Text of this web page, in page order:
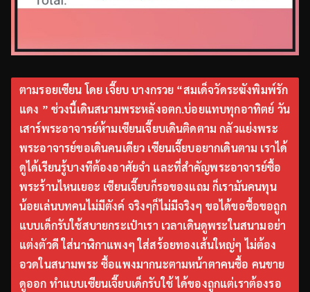
ตามรอยเซียน โดย เจี๊ยบ บางกรวย “สมเด็จวัดระฆังพิมพ์รัก
แดง ” ช่วงนี้เดินสนามพระหลังอตก.บ่อยแทบทุกอาทิตย์ วัน
เสาร์พระอาจารย์ห้ามเซียนเจี๊ยบเดินติดตาม กลัวแย่งพระ
พระอาจารย์ขอเดินคนเดียว เซียนเจี๊ยบอยากเดินตาม เราได้
ดูได้เรียนรู้บางทีต้องอาศัยจำ และที่สำคัญพระอาจารย์ซื้อ
พระร้านไหนเยอะ เซียนเจี๊ยบก็รอของแถม ก็เรามันคนทุน
น้อยเล่นบทคนไม่มีตังค์ จริงๆก็ไม่มีจริงๆ ขอได้ขอซื้อขอถูก
แบบเด็กรับใช้สบายกระเป๋าเรา เวลาเดินดูพระในสนามอย่า
แต่งตัวดี ใส่นาฬิกาแพงๆ ใส่สร้อยทองเส้นใหญ่ๆ ไม่ต้อง
อวดในสนามพระ ซื้อแพงมากนะตามหน้าตาคนซื้อ คนขาย
ดูออก ทำแบบเซียนเจี๊ยบเด็กรับใช้ ได้ของถูกแต่เราต้องรอ